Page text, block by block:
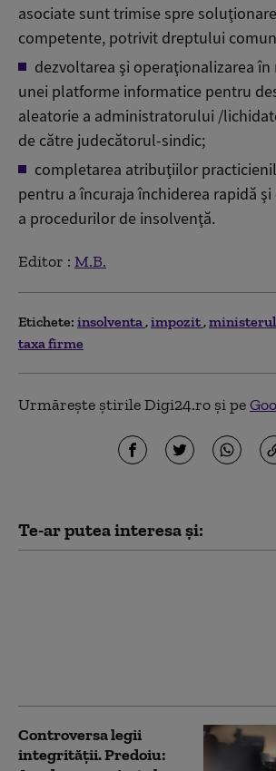
asociate sunt trimise spre
competente, potrivit dreptului
dezvoltarea şi operaţionalizarea
unei platforme informatice pentru
aleatorie a administratorului /
de către judecătorul-sindic;
completarea atribuţiilor
pentru a încuraja închiderea rapidă
a procedurilor de insolvenţă.
Editor : M.B.
Etichete: insolventa impozit
taxa firme
Urmărește știrile Digi24.ro și pe
Te-ar putea interesa și:
Controversa legii
integrității. Predoiu: